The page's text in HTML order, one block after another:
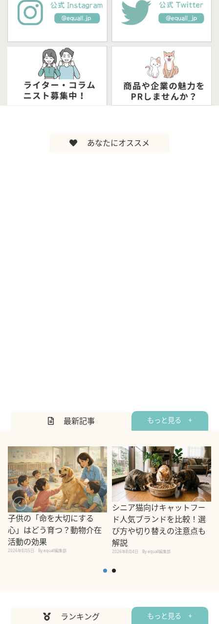
あなたにオススメ
最新記事 もっと見る +
子供の「命を大切にする
心」はどう育つ？動物介在
活動の効果
2026年8月5日 By equall編集部
シニア猫向けキャットフー
ド人気ブランドを比較！選
び方や切り替えの注意点も
解説
2026年8月4日 By equall編集部
ランキング もっと見る +